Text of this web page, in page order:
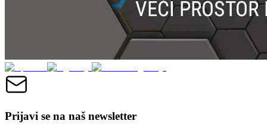
Prijavi se na naš newsletter